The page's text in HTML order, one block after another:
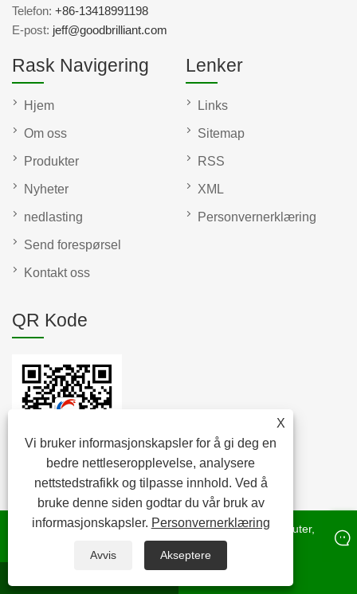
X
Vi bruker informasjonskapsler for å gi deg en
bedre nettleseropplevelse, analysere
nettstedstrafikk og tilpasse innhold. Ved å
bruke denne siden godtar du vår bruk av
informasjonskapsler. Personvernerklæring
Avvis Akseptere
Telefon: +86-13418991198
E-post: jeff@goodbrilliant.com
Rask Navigering
Hjem
Om oss
Produkter
Nyheter
nedlasting
Send forespørsel
Kontakt oss
Lenker
Links
Sitemap
RSS
XML
Personvernerklæring
QR Kode
Copyright © 2022 Raybone Technology Co. Ltd. - Korkputer,
korkstopper, korkrull - Alle rettigheter reservert.